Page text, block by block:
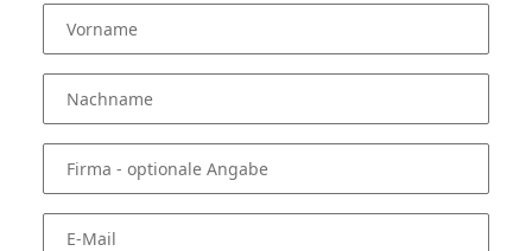
Vorname
Nachname
Firma - optionale Angabe
E-Mail